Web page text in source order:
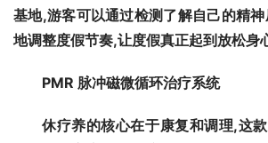
基地,游客可以通过检测了解自己的精
地调整度假节奏,让度假真正起到放松身
PMR 脉冲磁微循环治疗系统
休疗养的核心在于康复和调理,这